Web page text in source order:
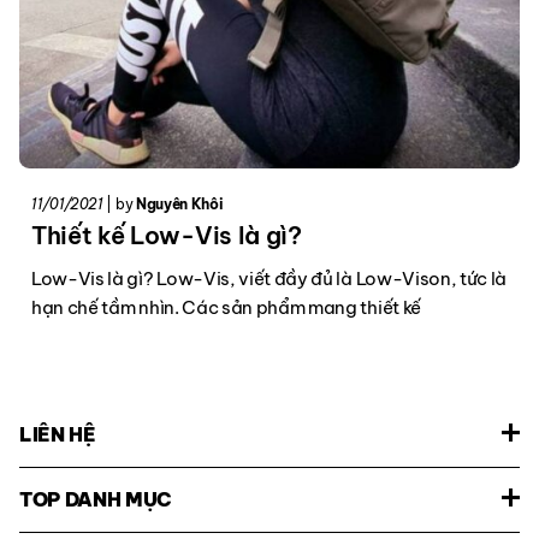
11/01/2021| by Nguyên Khôi
Thiết kế Low-Vis là gì?
Low-Vis là gì? Low-Vis, viết đầy đủ là Low-Vison, tức là
hạn chế tầm nhìn. Các sản phẩm mang thiết kế
LIÊN HỆ
TOP DANH MỤC